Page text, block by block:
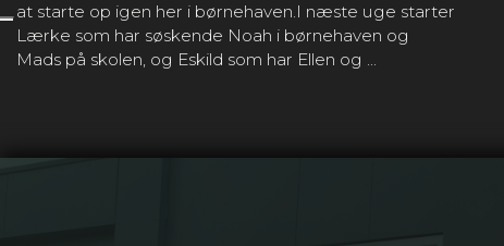
at starte op igen her i børnehaven.I næste uge starter
Lærke som har søskende Noah i børnehaven og
Mads på skolen, og Eskild som har Ellen og ...